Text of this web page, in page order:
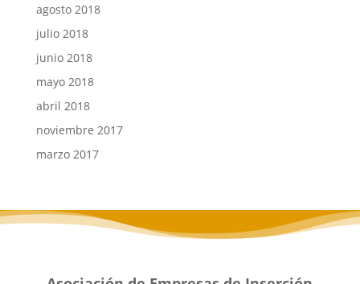
agosto 2018
julio 2018
junio 2018
mayo 2018
abril 2018
noviembre 2017
marzo 2017